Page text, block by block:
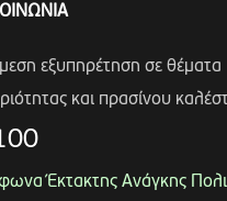
εξυπηρέτηση σε θέματα
και πρασίνου
Έκτακτης Ανάγκης